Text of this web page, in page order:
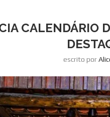
CALENDÁRIO
escrito por